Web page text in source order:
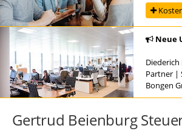
Neue
Partner |
Bongen
Gertrud Beienburg